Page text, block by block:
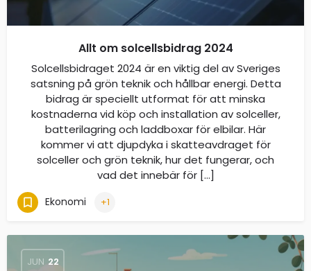
Allt om solcellsbidrag 2024
Solcellsbidraget 2024 är en viktig del av Sveriges
satsning på grön teknik och hållbar energi. Detta
bidrag är speciellt utformat för att minska
kostnaderna vid köp och installation av solceller,
batterilagring och laddboxar för elbilar. Här
kommer vi att djupdyka i skatteavdraget för
solceller och grön teknik, hur det fungerar, och
vad det innebär för […]
Ekonomi +1
JUN 22